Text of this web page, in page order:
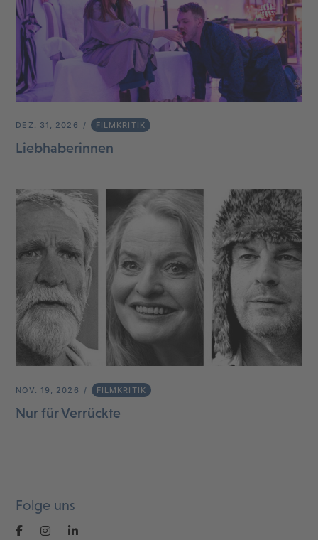
DEZ. 31, 2026 FILMKRITIK
Liebhaberinnen
NOV. 19, 2026 FILMKRITIK
Nur für Verrückte
Folge uns